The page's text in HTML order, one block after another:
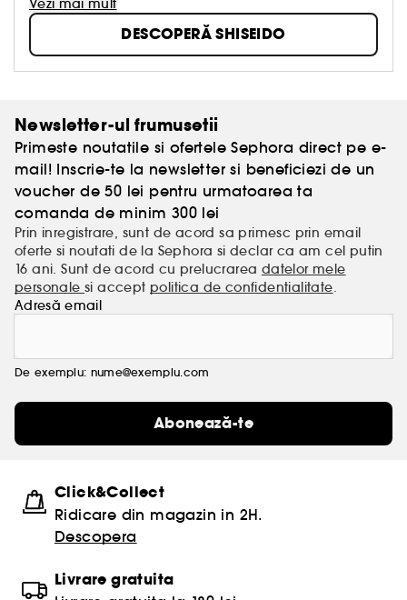
Înființată în 1872 în Tokyo, Shiseido a fost prima
farmacie de tip occidental din Japonia. Misiunea sa
a fost de a oferi produse de îngrijire a pielii, machiaj
și parfumuri de o eficacitate și siguranță de
neegalat.
frumusețea interioară și exterioară a femeilor din
întreaga lume.
Descoperiți o frumusețe sănătoasă și vibrantă
datorită celor mai avansate tehnologii, precum și a
senzorialității incomparabile inspirate de tradiția
japoneză.
Vezi mai mult
DESCOPERĂ SHISEIDO
Newsletter-ul frumusetii
Primeste noutatile si ofertele Sephora direct pe e-
mail! Inscrie-te la newsletter si beneficiezi de un
voucher de 50 lei pentru urmatoarea ta
comanda de minim 300 lei
Prin inregistrare, sunt de acord sa primesc prin email
oferte si noutati de la Sephora si declar ca am cel putin
16 ani. Sunt de acord cu prelucrarea datelor mele
personalesi accept politica de confidentialitate.
Adresă email
De exemplu: nume@exemplu.com
Abonează-te
Click&Collect
Ridicare din magazin in 2H.
Descopera
Livrare gratuita